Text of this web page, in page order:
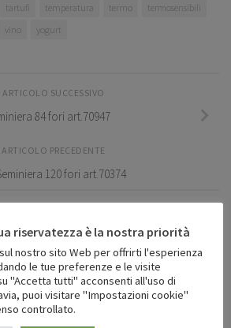
tartufi temperatura termo
termosensibili
vino yogurt
ARTICOLO SUCCESSIVO
84 fori art.70947
ARTICOLO PRECEDENTE
120 fori art.70374
ANCHE...
riservatezza è la nostra priorità
nostro sito Web per offrirti l'esperienza
le tue preferenze e le visite
"Accetta tutti" acconsenti all'uso di
puoi visitare "Impostazioni cookie"
controllato.